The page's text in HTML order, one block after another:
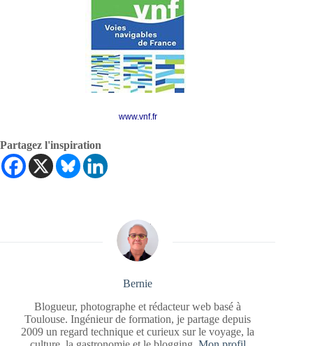
www.vnf.fr
Partagez l'inspiration
Bernie
Blogueur, photographe et rédacteur web basé à
Toulouse. Ingénieur de formation, je partage depuis
2009 un regard technique et curieux sur le voyage, la